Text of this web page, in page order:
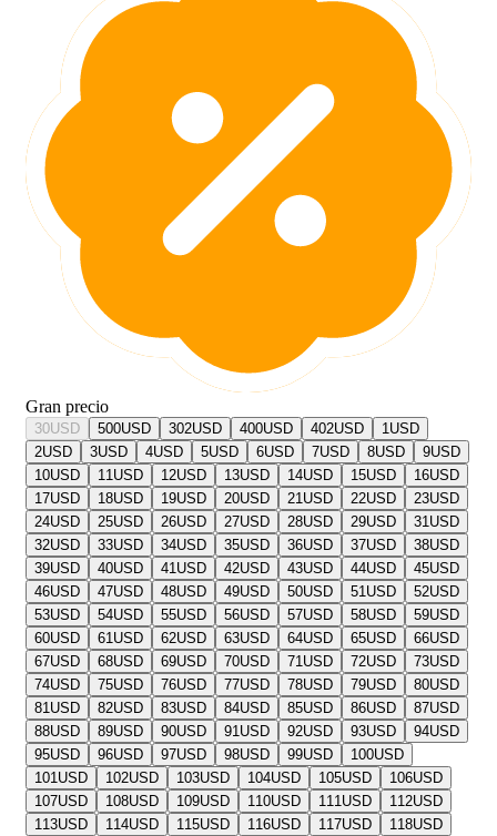
Gran precio
30USD 500USD 302USD 400USD 402USD 1USD
2USD 3USD 4USD 5USD 6USD 7USD 8USD 9USD
10USD 11USD 12USD 13USD 14USD 15USD 16USD
17USD 18USD 19USD 20USD 21USD 22USD 23USD
24USD 25USD 26USD 27USD 28USD 29USD 31USD
32USD 33USD 34USD 35USD 36USD 37USD 38USD
39USD 40USD 41USD 42USD 43USD 44USD 45USD
46USD 47USD 48USD 49USD 50USD 51USD 52USD
53USD 54USD 55USD 56USD 57USD 58USD 59USD
60USD 61USD 62USD 63USD 64USD 65USD 66USD
67USD 68USD 69USD 70USD 71USD 72USD 73USD
74USD 75USD 76USD 77USD 78USD 79USD 80USD
81USD 82USD 83USD 84USD 85USD 86USD 87USD
88USD 89USD 90USD 91USD 92USD 93USD 94USD
95USD 96USD 97USD 98USD 99USD 100USD
101USD 102USD 103USD 104USD 105USD 106USD
107USD 108USD 109USD 110USD 111USD 112USD
113USD 114USD 115USD 116USD 117USD 118USD